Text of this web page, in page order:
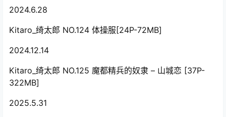
2024.6.28
Kitaro_绮太郎 NO.124 体操服[24P-72MB]
2024.12.14
Kitaro_绮太郎 NO.125 魔都精兵的奴隶 – 山城恋 [37P-
322MB]
2025.5.31